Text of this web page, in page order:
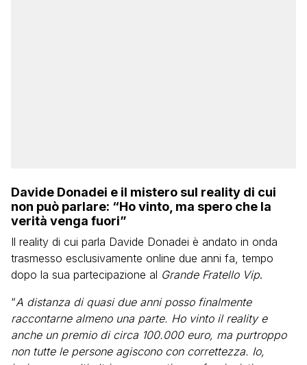
Davide Donadei e il mistero sul reality di cui
non può parlare: “Ho vinto, ma spero che la
verità venga fuori”
Il reality di cui parla Davide Donadei è andato in onda
trasmesso esclusivamente online due anni fa, tempo
dopo la sua partecipazione al Grande Fratello Vip.
“A distanza di quasi due anni posso finalmente
raccontarne almeno una parte. Ho vinto il reality e
anche un premio di circa 100.000 euro, ma purtroppo
non tutte le persone agiscono con correttezza. Io,